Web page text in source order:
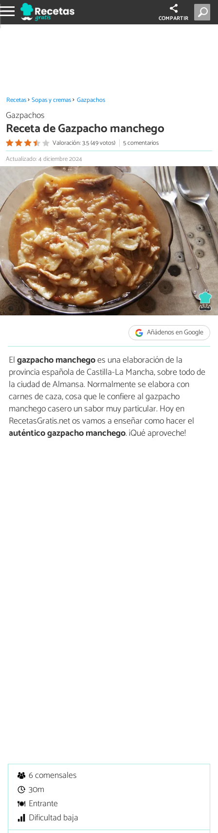
COMPARTIR
Recetas Sopas y cremas Gazpachos
Gazpachos
Receta de Gazpacho manchego
Valoración: 3.5 (49 votos)
5 comentarios
Actualizado: 4 diciembre 2024
Añádenos en Google
Elgazpacho manchegoes una elaboración de la
provincia española de Castilla-La Mancha, sobre todo de
la ciudad de Almansa. Normalmente se elabora con
carnes de caza, cosa que le confiere al gazpacho
manchego casero un sabor muy particular. Hoy en
RecetasGratis.net os vamos a enseñar como hacer el
auténtico gazpacho manchego. ¡Qué aproveche!
6 comensales
30m
Entrante
Dificultad baja